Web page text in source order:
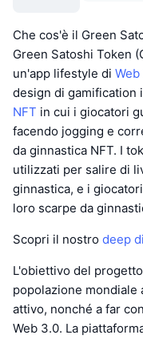
Che cos'è il Green
Green Satoshi Token
un'app lifestyle di
design di gamification
NFT in cui i giocatori
facendo jogging e
da ginnastica NFT. I
utilizzati per salire di
ginnastica, e i
loro scarpe da
Scopri il nostro deep
L'obiettivo del
popolazione mondiale
attivo, nonché a far
Web 3.0. La